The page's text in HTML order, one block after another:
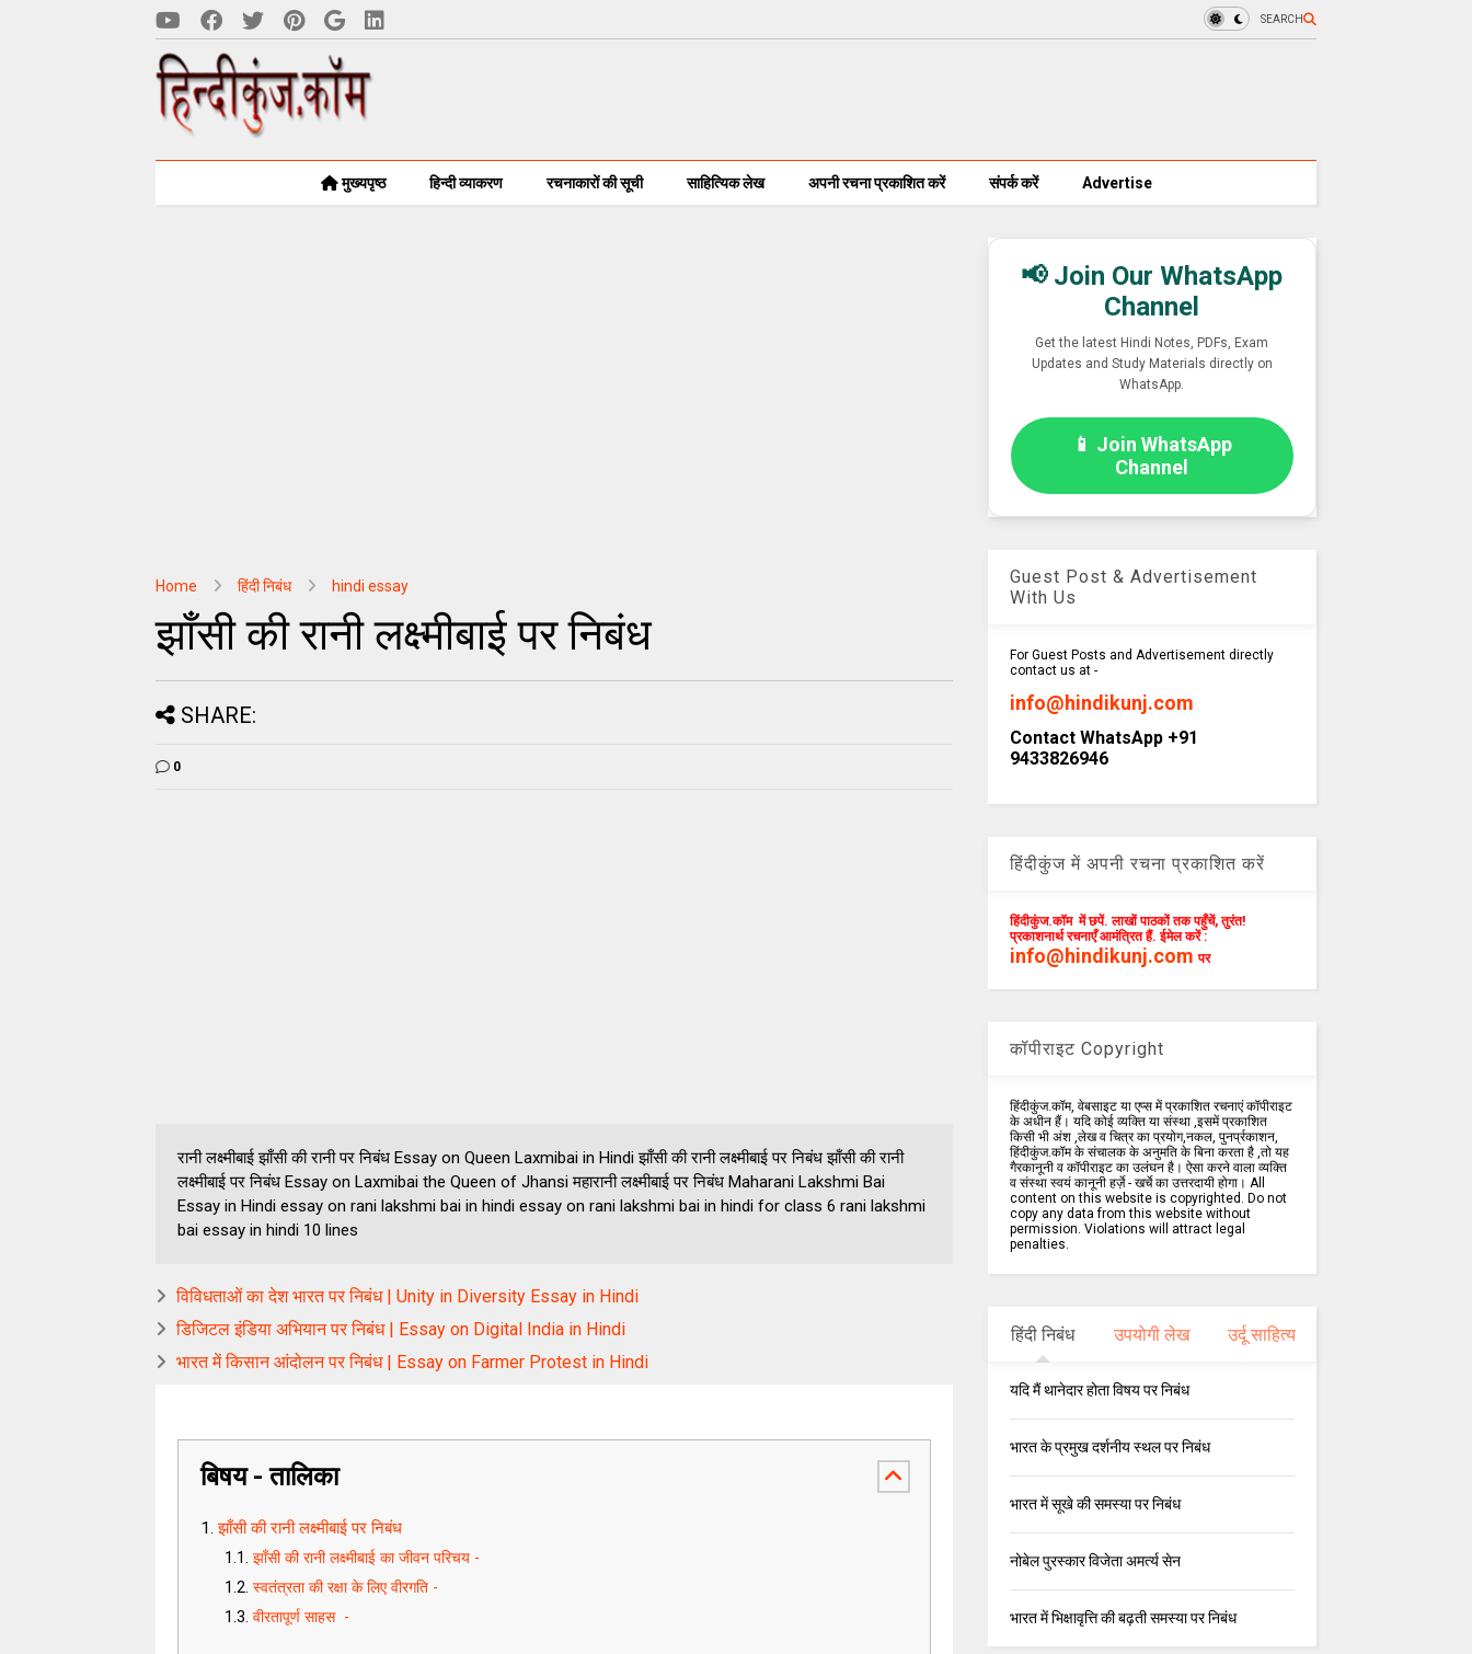
SEARCH
मुख्यपृष्ठ हिन्दी व्याकरण रचनाकारों की सूची साहित्यिक लेख अपनी रचना प्रकाशित करें संपर्क करें Advertise
Home हिंदी निबंध hindi essay
झाँसी की रानी लक्ष्मीबाई पर निबंध
SHARE:
0
रानी लक्ष्मीबाई झाँसी की रानी पर निबंध Essay on Queen Laxmibai in Hindi झाँसी की रानी लक्ष्मीबाई पर निबंध झाँसी की रानी
लक्ष्मीबाई पर निबंध Essay on Laxmibai the Queen of Jhansi महारानी लक्ष्मीबाई पर निबंध Maharani Lakshmi Bai
Essay in Hindi essay on rani lakshmi bai in hindi essay on rani lakshmi bai in hindi for class 6 rani lakshmi
bai essay in hindi 10 lines
विविधताओं का देश भारत पर निबंध | Unity in Diversity Essay in Hindi
डिजिटल इंडिया अभियान पर निबंध | Essay on Digital India in Hindi
भारत में किसान आंदोलन पर निबंध | Essay on Farmer Protest in Hindi
बिषय - तालिका
झाँसी की रानी लक्ष्मीबाई पर निबंध
झाँसी की रानी लक्ष्मीबाई का जीवन परिचय -
स्वतंत्रता की रक्षा के लिए वीरगति -
वीरतापूर्ण साहस -
📢 Join Our WhatsApp
Channel
Get the latest Hindi Notes, PDFs, Exam
Updates and Study Materials directly on
WhatsApp.
📱 Join WhatsApp
Channel
Guest Post & Advertisement
With Us
For Guest Posts and Advertisement directly
contact us at -
info@hindikunj.com
Contact WhatsApp +91
9433826946
हिंदीकुंज में अपनी रचना प्रकाशित करें
हिंदीकुंज.कॉम में छपें. लाखों पाठकों तक पहुँचें, तुरंत!
प्रकाशनार्थ रचनाएँ आमंत्रित हैं. ईमेल करें :
info@hindikunj.com पर
कॉपीराइट Copyright
हिंदीकुंज.कॉम, वेबसाइट या एप्स में प्रकाशित रचनाएं कॉपीराइट
के अधीन हैं। यदि कोई व्यक्ति या संस्था ,इसमें प्रकाशित
किसी भी अंश ,लेख व चित्र का प्रयोग,नकल, पुनर्प्रकाशन,
हिंदीकुंज.कॉम के संचालक के अनुमति के बिना करता है ,तो यह
गैरकानूनी व कॉपीराइट का उलंघन है। ऐसा करने वाला व्यक्ति
व संस्था स्वयं कानूनी हर्ज़े - खर्चे का उत्तरदायी होगा। All
content on this website is copyrighted. Do not
copy any data from this website without
permission. Violations will attract legal
penalties.
हिंदी निबंध उपयोगी लेख उर्दू साहित्य
यदि मैं थानेदार होता विषय पर निबंध
भारत के प्रमुख दर्शनीय स्थल पर निबंध
भारत में सूखे की समस्या पर निबंध
नोबेल पुरस्कार विजेता अमर्त्य सेन
भारत में भिक्षावृत्ति की बढ़ती समस्या पर निबंध